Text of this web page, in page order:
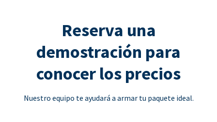
Reserva una
demostración para
conocer los precios
Nuestro equipo te ayudará a armar tu paquete ideal.